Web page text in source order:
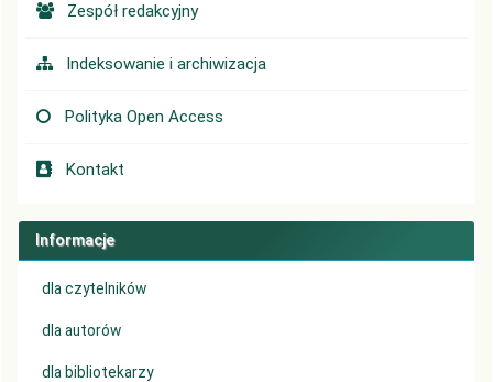
Zespół redakcyjny
Indeksowanie i archiwizacja
Polityka Open Access
Kontakt
Informacje
dla czytelników
dla autorów
dla bibliotekarzy